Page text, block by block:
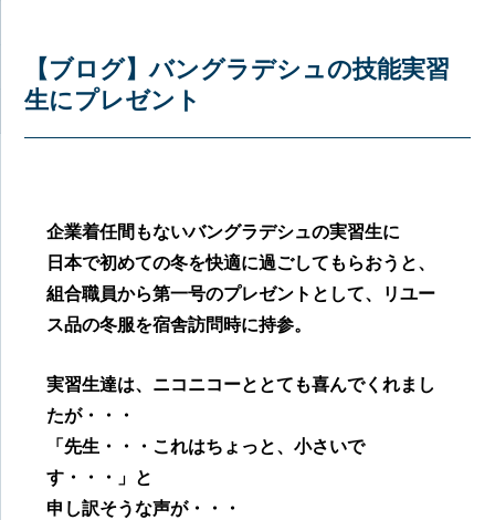
【ブログ】バングラデシュの技能実習
生にプレゼント
企業着任間もないバングラデシュの実習生に
日本で初めての冬を快適に過ごしてもらおうと、
組合職員から第一号のプレゼントとして、リユー
ス品の冬服を宿舎訪問時に持参。
実習生達は、ニコニコーととても喜んでくれまし
たが・・・
「先生・・・これはちょっと、小さいで
す・・・」と
申し訳そうな声が・・・